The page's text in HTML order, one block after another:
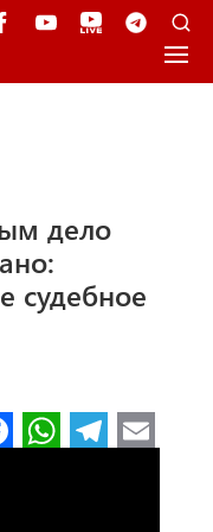
дело
судебное
Fa W Te